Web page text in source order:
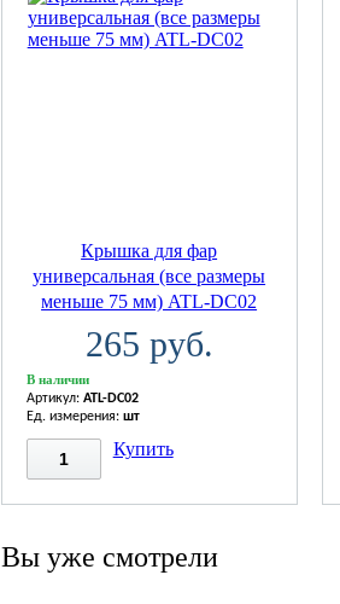
Крышка для фар
универсальная (все размеры
меньше 75 мм) ATL-DC02
265 руб.
В наличии
Артикул: ATL-DC02
Ед. измерения: шт
Купить
Вы уже смотрели